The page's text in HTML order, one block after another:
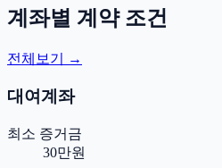
계좌별 계약 조건
전체보기 →
대여계좌
최소 증거금
30만원